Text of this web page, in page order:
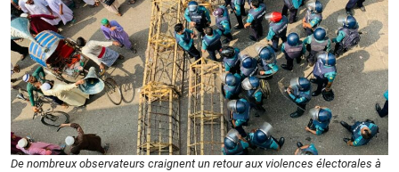
De nombreux observateurs craignent un retour aux violences électorales à